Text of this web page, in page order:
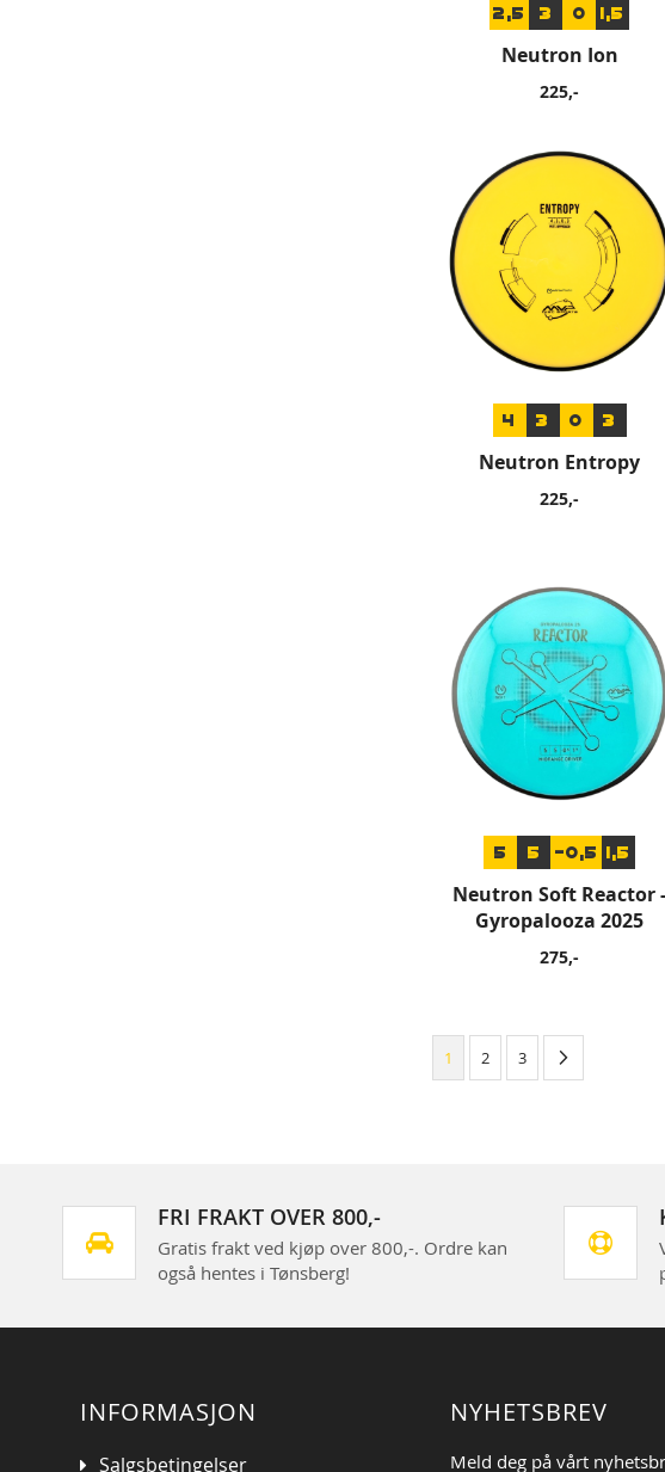
2,5 3 0 1,5
Neutron Ion
225,-
4 3 0 3
Neutron Entropy
225,-
5 5 -0,5 1,5
Neutron Soft Reactor -
Gyropalooza 2025
275,-
1 2 3
FRI FRAKT OVER 800,-
Gratis frakt ved kjøp over 800,-. Ordre kan
også hentes i Tønsberg!
INFORMASJON
Salgsbetingelser
NYHETSBREV
Meld deg på vårt